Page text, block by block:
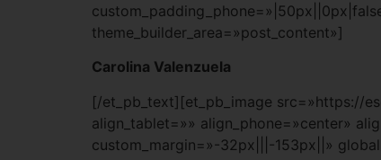
theme_builder_area=»post_content»]
Carolina Valenzuela
[/et_pb_text][et_pb_image src=»https://
align_tablet=»» align_phone=»center»
custom_margin=»-32px|||-153px||»